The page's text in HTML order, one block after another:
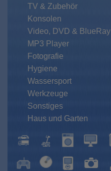
TV & Zubehör
Konsolen
Video, DVD & BlueRay
MP3 Player
Fotografie
Hygiene
Wassersport
Werkzeuge
Sonstiges
Haus und Garten